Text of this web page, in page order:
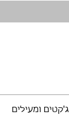
ג'קטים ומעילים